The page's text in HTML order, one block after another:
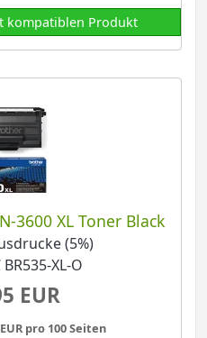
kompatiblen Produkt
3600 XL Toner Black
(5%)
XL-O
EUR
pro 100 Seiten